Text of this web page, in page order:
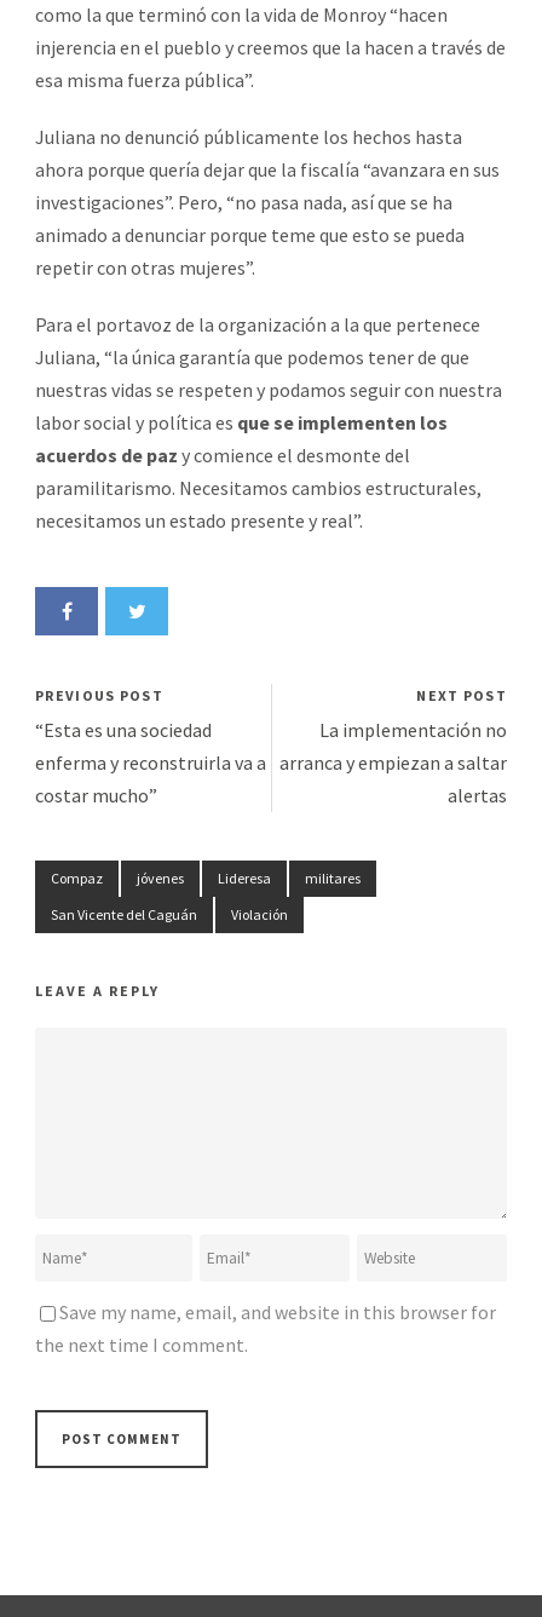
como la que terminó con la vida de Monroy “hacen
injerencia en el pueblo y creemos que la hacen a través de
esa misma fuerza pública”.
Juliana no denunció públicamente los hechos hasta
ahora porque quería dejar que la fiscalía “avanzara en sus
investigaciones”. Pero, “no pasa nada, así que se ha
animado a denunciar porque teme que esto se pueda
repetir con otras mujeres”.
Para el portavoz de la organización a la que pertenece
Juliana, “la única garantía que podemos tener de que
nuestras vidas se respeten y podamos seguir con nuestra
labor social y política es que se implementen los
acuerdos de paz y comience el desmonte del
paramilitarismo. Necesitamos cambios estructurales,
necesitamos un estado presente y real”.
PREVIOUS POST
“Esta es una sociedad
enferma y reconstruirla va a
costar mucho”
NEXT POST
La implementación no
arranca y empiezan a saltar
alertas
Compaz jóvenes Lideresa
militares
San Vicente del Caguán
Violación
LEAVE A REPLY
Save my name, email, and website in this browser for
the next time I comment.